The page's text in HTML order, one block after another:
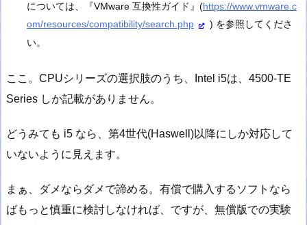
については、『VMware 互換性ガイド』(https://www.vmware.c
om/resources/compatibility/search.php
) を参照してくださ
い。
ここ。CPUシリーズの選択肢のうち、Intel i5は、4500-TE
Series しか記載がありません。
どうみても i5 なら、第4世代(Haswell)以降にしか対応して
いないように見えます。
まぁ、ダメならダメで諦める。有償で購入するソフトなら
ばもっと慎重に検討しなければ、ですが、無償版での実験